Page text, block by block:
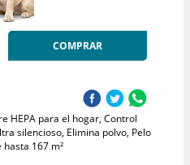
COMPRAR
HEPA para el hogar, Control
silencioso, Elimina polvo, Pelo
167 m²